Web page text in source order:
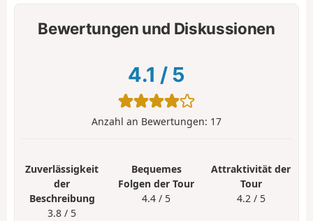
Bewertungen und Diskussionen
4.1 / 5
Anzahl an Bewertungen: 17
Zuverlässigkeit
der
Beschreibung
3.8 / 5
Bequemes
Folgen der Tour
4.4 / 5
Attraktivität der
Tour
4.2 / 5